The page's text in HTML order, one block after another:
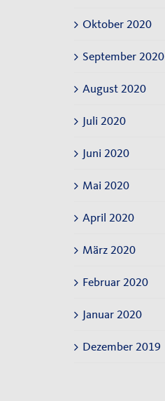
Oktober 2020
September 2020
August 2020
Juli 2020
Juni 2020
Mai 2020
April 2020
März 2020
Februar 2020
Januar 2020
Dezember 2019